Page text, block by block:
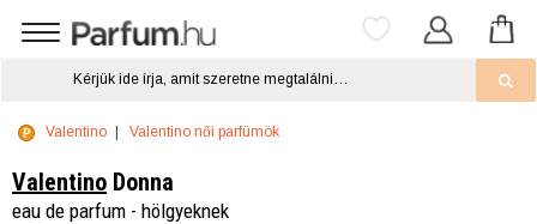
Valentino Valentino női parfümök
Valentino Donna
eau de parfum - hölgyeknek